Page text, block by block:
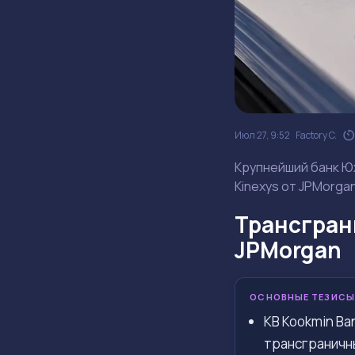
Июл 27, 9:52 Factory C.
Крупнейший банк
Kinexys от
JPMorgan
ОСНОВНЫЕ ТЕЗИСЫ
KB Kookmin